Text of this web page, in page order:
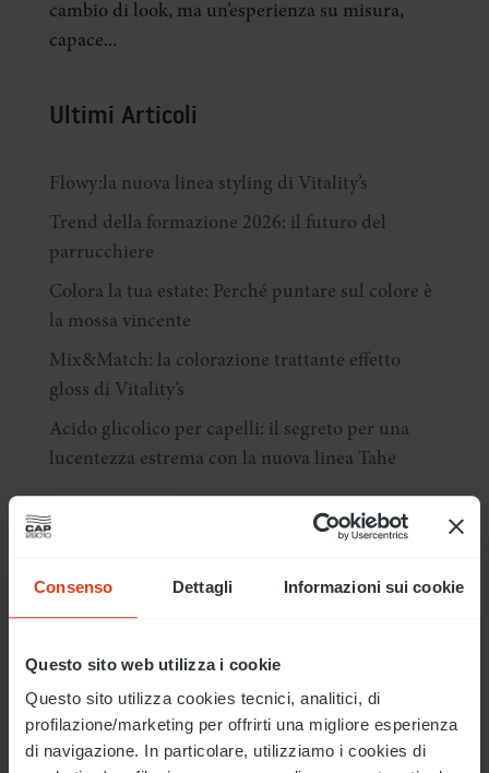
Consenso Dettagli Informazioni sui cookie
Questo sito web utilizza i cookie
Questo sito utilizza cookies tecnici, analitici, di
profilazione/marketing per offrirti una migliore esperienza
di navigazione. In particolare, utilizziamo i cookies di
cambio di look, ma un’esperienza su misura,
capace...
Ultimi Articoli
Flowy:la nuova linea styling di Vitality’s
Trend della formazione 2026: il futuro del
parrucchiere
Colora la tua estate: Perché puntare sul colore è
la mossa vincente
Mix&Match: la colorazione trattante effetto
gloss di Vitality’s
Acido glicolico per capelli: il segreto per una
lucentezza estrema con la nuova linea Tahe
Argomenti
color plant flower comunicazione comunicazione offline
comunicazione online comunicazione online e offline